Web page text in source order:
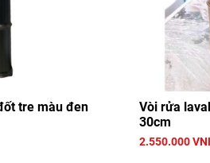
tre màu đen
Vòi rửa
30cm
2.550.000